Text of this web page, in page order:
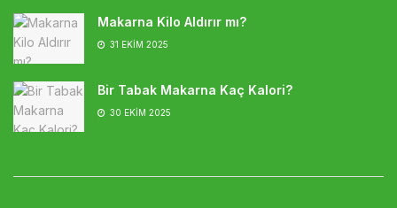
Makarna Kilo Aldırır mı?
31 EKIM 2025
Bir Tabak Makarna Kaç Kalori?
30 EKIM 2025